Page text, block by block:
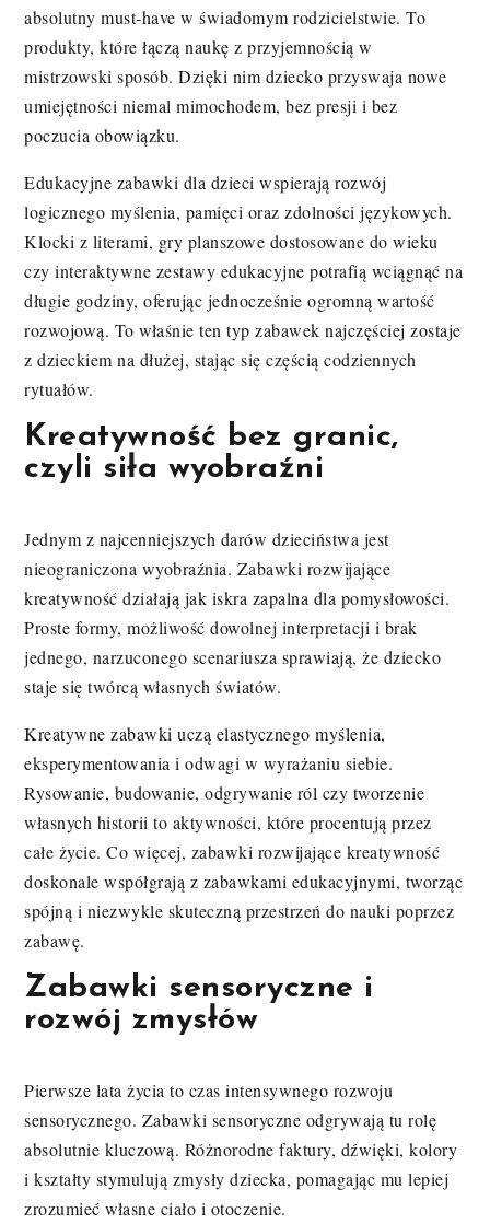
absolutny must-have w świadomym rodzicielstwie. To
produkty, które łączą naukę z przyjemnością w
mistrzowski sposób. Dzięki nim dziecko przyswaja nowe
umiejętności niemal mimochodem, bez presji i bez
poczucia obowiązku.
Edukacyjne zabawki dla dzieci wspierają rozwój
logicznego myślenia, pamięci oraz zdolności językowych.
Klocki z literami, gry planszowe dostosowane do wieku
czy interaktywne zestawy edukacyjne potrafią wciągnąć na
długie godziny, oferując jednocześnie ogromną wartość
rozwojową. To właśnie ten typ zabawek najczęściej zostaje
z dzieckiem na dłużej, stając się częścią codziennych
rytuałów.
Kreatywność bez granic,
czyli siła wyobraźni
Jednym z najcenniejszych darów dzieciństwa jest
nieograniczona wyobraźnia. Zabawki rozwijające
kreatywność działają jak iskra zapalna dla pomysłowości.
Proste formy, możliwość dowolnej interpretacji i brak
jednego, narzuconego scenariusza sprawiają, że dziecko
staje się twórcą własnych światów.
Kreatywne zabawki uczą elastycznego myślenia,
eksperymentowania i odwagi w wyrażaniu siebie.
Rysowanie, budowanie, odgrywanie ról czy tworzenie
własnych historii to aktywności, które procentują przez
całe życie. Co więcej, zabawki rozwijające kreatywność
doskonale współgrają z zabawkami edukacyjnymi, tworząc
spójną i niezwykle skuteczną przestrzeń do nauki poprzez
zabawę.
Zabawki sensoryczne i
rozwój zmysłów
Pierwsze lata życia to czas intensywnego rozwoju
sensorycznego. Zabawki sensoryczne odgrywają tu rolę
absolutnie kluczową. Różnorodne faktury, dźwięki, kolory
i kształty stymulują zmysły dziecka, pomagając mu lepiej
zrozumieć własne ciało i otoczenie.